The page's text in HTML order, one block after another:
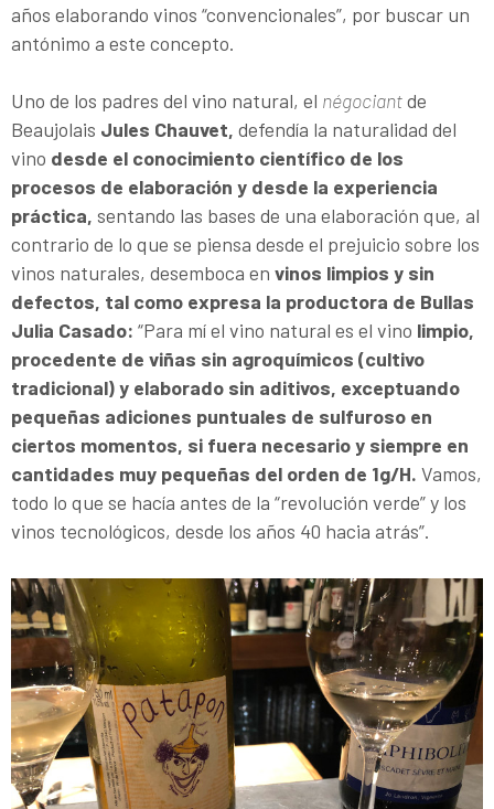
años elaborando vinos “convencionales”, por buscar un
antónimo a este concepto.
Uno de los padres del vino natural, el négociantde
Beaujolais Jules Chauvet, defendía la naturalidad del
vino desde el conocimiento científico de los
procesos de elaboración y desde la experiencia
práctica, sentando las bases de una elaboración que, al
contrario de lo que se piensa desde el prejuicio sobre los
vinos naturales, desemboca en vinos limpios y sin
defectos, tal como expresa la productora de Bullas
Julia Casado: “Para mí el vino natural es el vino limpio,
procedente de viñas sin agroquímicos (cultivo
tradicional) y elaborado sin aditivos, exceptuando
pequeñas adiciones puntuales de sulfuroso en
ciertos momentos, si fuera necesario y siempre en
cantidades muy pequeñas del orden de 1g/H. Vamos,
todo lo que se hacía antes de la “revolución verde” y los
vinos tecnológicos, desde los años 40 hacia atrás”.